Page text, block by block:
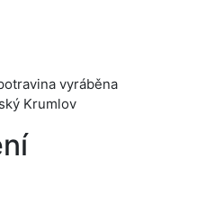
vyráběna
Krumlov